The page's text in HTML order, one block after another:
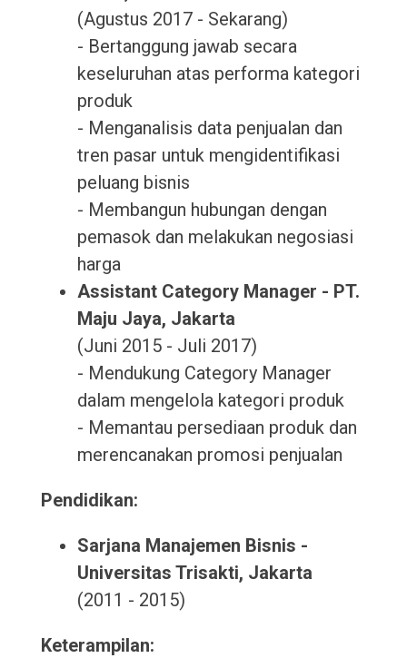
(Agustus 2017 - Sekarang)
- Bertanggung jawab secara
keseluruhan atas performa kategori
produk
- Menganalisis data penjualan dan
tren pasar untuk mengidentifikasi
peluang bisnis
- Membangun hubungan dengan
pemasok dan melakukan negosiasi
harga
Assistant Category Manager - PT.
Maju Jaya, Jakarta
(Juni 2015 - Juli 2017)
- Mendukung Category Manager
dalam mengelola kategori produk
- Memantau persediaan produk dan
merencanakan promosi penjualan
Pendidikan:
Sarjana Manajemen Bisnis -
Universitas Trisakti, Jakarta
(2011 - 2015)
Keterampilan: